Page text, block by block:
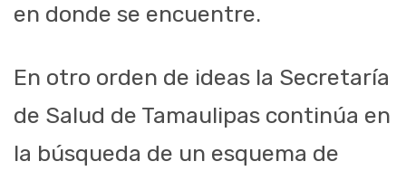
en donde se encuentre.
En otro orden de ideas la Secretaría
de Salud de Tamaulipas continúa en
la búsqueda de un esquema de